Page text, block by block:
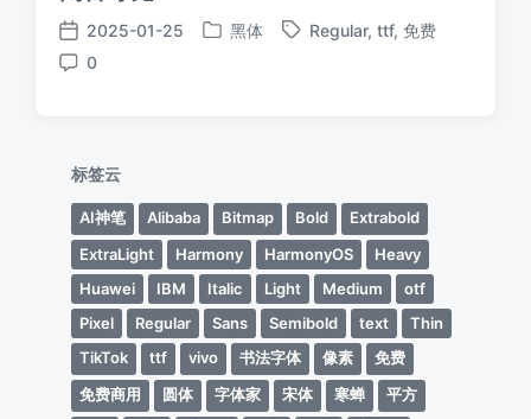
发
布
2025-01-25
发
黑体
标
Regular, ttf, 免费
评
0
标签云
AI神笔 Alibaba Bitmap Bold
Extrabold
ExtraLight
Harmony HarmonyOS
Heavy
Huawei
IBM Italic Light Medium
otf
Pixel
Regular Sans Semibold text
Thin
TikTok
ttf vivo 书法字体 像素
免费
免费商用
圆体 字体家 宋体 寒蝉
平方